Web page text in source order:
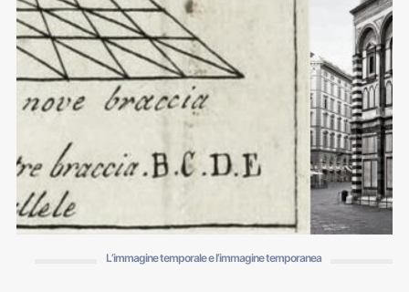
LA STRADA CHE DA
BRUNELLESCHI PORTA
AL CINEMA,
ATTRAVERSANDO IL
CONCETTO DI
COSCIENZA VIA
NERO
VIDEO
DI BILL VIOLA.
L’immagine temporale e l’immagine temporanea